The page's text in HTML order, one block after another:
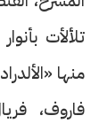
تلألأت
منها
فاروف،